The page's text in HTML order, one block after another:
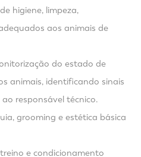
higiene, limpeza,
aos animais de
do estado de
animais, identificando sinais
responsável técnico.
grooming e estética básica
e condicionamento